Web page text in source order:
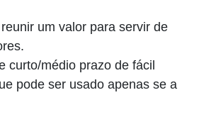
um valor para servir de
curto/médio prazo de fácil
pode ser usado apenas se a